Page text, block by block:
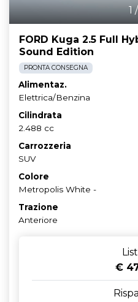
1
FORD Kuga 2.5 Full
Sound Edition
PRONTA CONSEGNA
Alimentaz.
Elettrica/Benzina
Cilindrata
2.488 cc
Carrozzeria
SUV
Colore
Metropolis White -
Trazione
Anteriore
€